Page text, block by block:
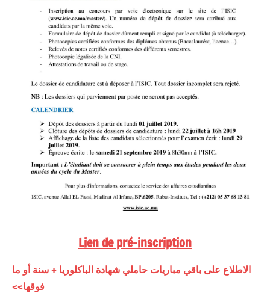
Lien de pré-inscription
الاطلاع على باقي مباريات حاملي شهادة الباكلوريا + سنة أو ما
فوقها>>